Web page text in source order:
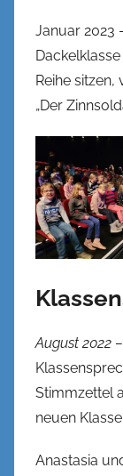
Januar 2023
Reihe
„Der
August 2022 –
Stimmzettel
neuen
Anastasia